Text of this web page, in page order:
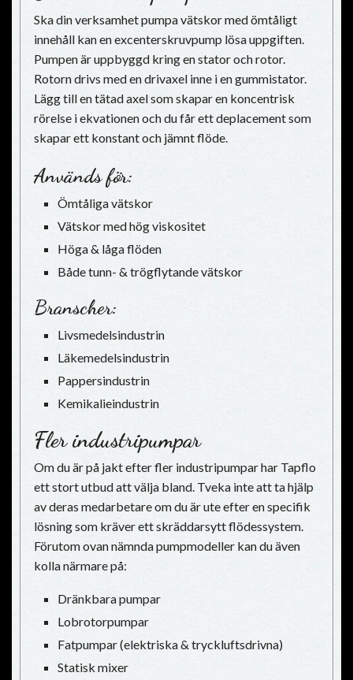
Ska din verksamhet pumpa vätskor med ömtåligt
innehåll kan en excenterskruvpump lösa uppgiften.
Pumpen är uppbyggd kring en stator och rotor.
Rotorn drivs med en drivaxel inne i en gummistator.
Lägg till en tätad axel som skapar en koncentrisk
rörelse i ekvationen och du får ett deplacement som
skapar ett konstant och jämnt flöde.
Används för:
Ömtåliga vätskor
Vätskor med hög viskositet
Höga & låga flöden
Både tunn- & trögflytande vätskor
Branscher:
Livsmedelsindustrin
Läkemedelsindustrin
Pappersindustrin
Kemikalieindustrin
Fler industripumpar
Om du är på jakt efter fler industripumpar har Tapflo
ett stort utbud att välja bland. Tveka inte att ta hjälp
av deras medarbetare om du är ute efter en specifik
lösning som kräver ett skräddarsytt flödessystem.
Förutom ovan nämnda pumpmodeller kan du även
kolla närmare på:
Dränkbara pumpar
Lobrotorpumpar
Fatpumpar (elektriska & tryckluftsdrivna)
Statisk mixer